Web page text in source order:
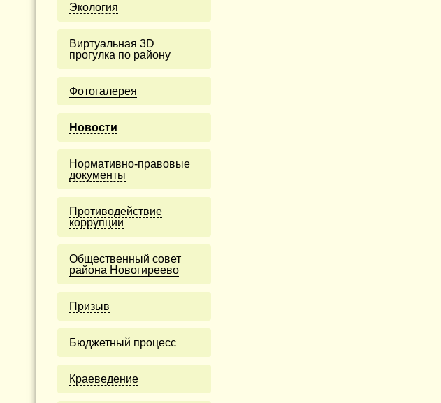
Экология
Виртуальная 3D
прогулка по району
Фотогалерея
Новости
Нормативно-правовые
документы
Противодействие
коррупции
Общественный совет
района Новогиреево
Призыв
Бюджетный процесс
Краеведение